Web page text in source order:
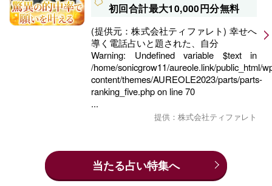
初回合計最大10,000円分無料
(提供元：株式会社ティファレト) 幸せへ
導く電話占いと題された、自分
Warning: Undefined variable $text in
/home/sonicgrow11/aureole.link/public_html/
content/themes/AUREOLE2023/parts/parts-
ranking_five.phpon line70
...
提供：株式会社ティファレト
当たる占い特集へ